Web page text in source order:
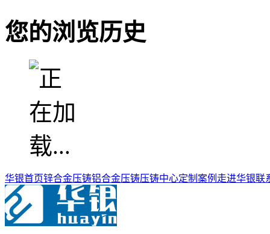
您的浏览历史
华银首页锌合金压铸铝合金压铸压铸中心定制案例 走进华银联